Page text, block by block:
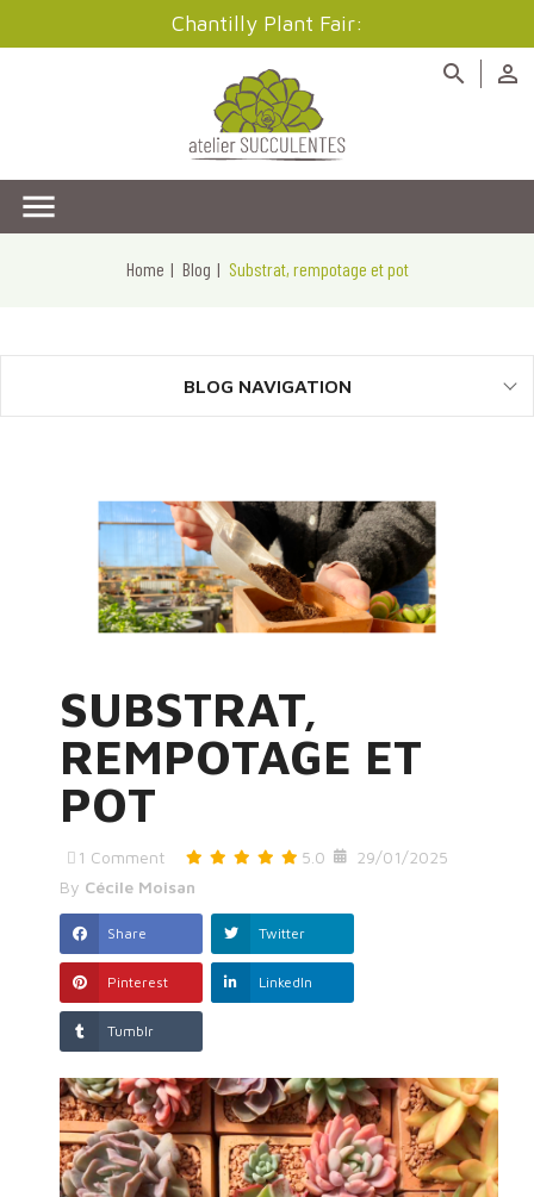
Chantilly Plant Fair:



Home Blog Substrat, rempotage et pot
BLOG NAVIGATION
SUBSTRAT,
REMPOTAGE ET
POT
1 Comment 5.0
29/01/2025
By Cécile Moisan
Share Twitter
Pinterest LinkedIn
Tumblr